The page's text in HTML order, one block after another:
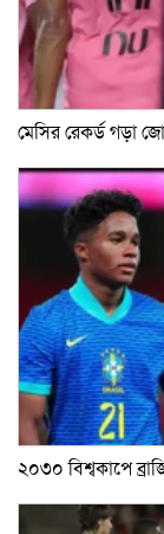
মেসির রেকর্ড গড়া
২০৩০ বিশ্বকাপে